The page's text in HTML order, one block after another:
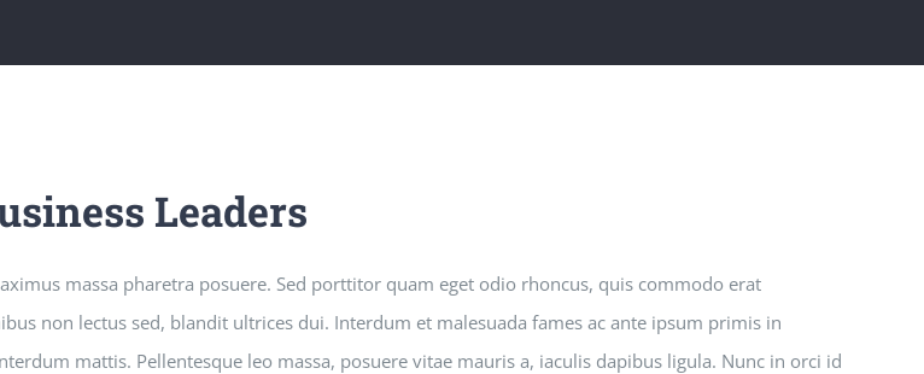
Leaders
massa pharetra posuere. Sed porttitor quam eget odio rhoncus, quis commodo erat
non lectus sed, blandit ultrices dui. Interdum et malesuada fames ac ante ipsum primis in
mattis. Pellentesque leo massa, posuere vitae mauris a, iaculis dapibus ligula. Nunc in orci id